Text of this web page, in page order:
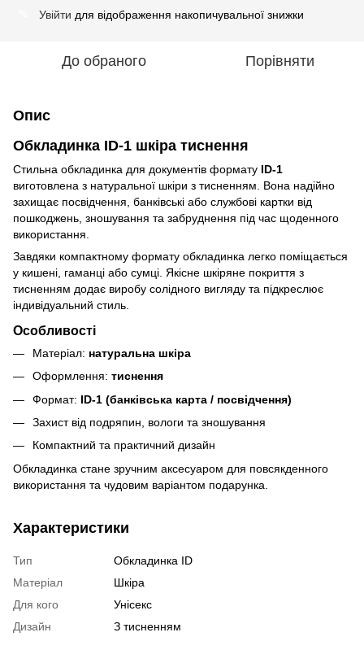
Увійти для відображення накопичувальної знижки
До обраного Порівняти
Опис
Обкладинка ID-1 шкіра тиснення
Стильна обкладинка для документів формату ID-1
виготовлена з натуральної шкіри з тисненням. Вона надійно
захищає посвідчення, банківські або службові картки від
пошкоджень, зношування та забруднення під час щоденного
використання.
Завдяки компактному формату обкладинка легко поміщається
у кишені, гаманці або сумці. Якісне шкіряне покриття з
тисненням додає виробу солідного вигляду та підкреслює
індивідуальний стиль.
Особливості
Матеріал: натуральна шкіра
Оформлення: тиснення
Формат: ID-1 (банківська карта / посвідчення)
Захист від подряпин, вологи та зношування
Компактний та практичний дизайн
Обкладинка стане зручним аксесуаром для повсякденного
використання та чудовим варіантом подарунка.
Характеристики
Тип
Обкладинка ID
Матеріал
Шкіра
Для кого
Унісекс
Дизайн
З тисненням